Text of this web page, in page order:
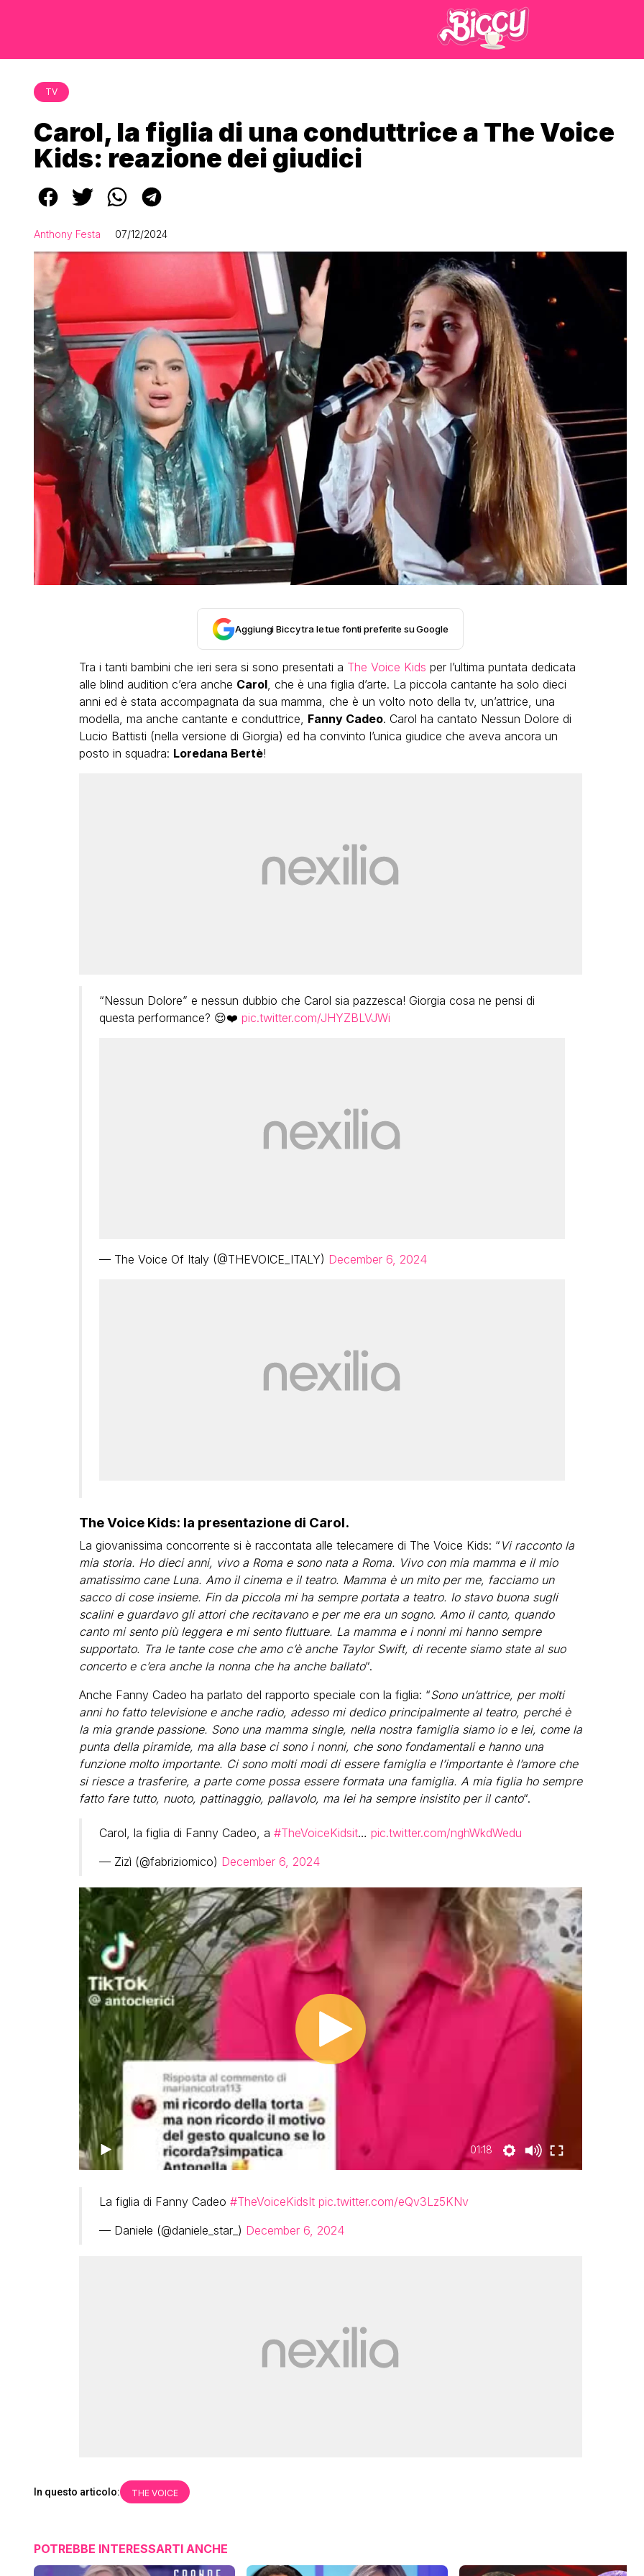
TV
Carol, la figlia di una conduttrice a The Voice
Kids: reazione dei giudici
Anthony Festa 07/12/2024
Aggiungi Biccy tra le tue fonti preferite su Google
Tra i tanti bambini che ieri sera si sono presentati a The Voice Kids per l’ultima puntata dedicata
alle blind audition c’era anche Carol, che è una figlia d’arte. La piccola cantante ha solo dieci
anni ed è stata accompagnata da sua mamma, che è un volto noto della tv, un’attrice, una
modella, ma anche cantante e conduttrice, Fanny Cadeo. Carol ha cantato Nessun Dolore di
Lucio Battisti (nella versione di Giorgia) ed ha convinto l’unica giudice che aveva ancora un
posto in squadra: Loredana Bertè!
“Nessun Dolore” e nessun dubbio che Carol sia pazzesca! Giorgia cosa ne pensi di
questa performance? 😌❤️ pic.twitter.com/JHYZBLVJWi
— The Voice Of Italy (@THEVOICE_ITALY) December 6, 2024
The Voice Kids: la presentazione di Carol.
La giovanissima concorrente si è raccontata alle telecamere di The Voice Kids: “ Vi racconto la
mia storia. Ho dieci anni, vivo a Roma e sono nata a Roma. Vivo con mia mamma e il mio
amatissimo cane Luna. Amo il cinema e il teatro. Mamma è un mito per me, facciamo un
sacco di cose insieme. Fin da piccola mi ha sempre portata a teatro. Io stavo buona sugli
scalini e guardavo gli attori che recitavano e per me era un sogno. Amo il canto, quando
canto mi sento più leggera e mi sento fluttuare. La mamma e i nonni mi hanno sempre
supportato. Tra le tante cose che amo c’è anche Taylor Swift, di recente siamo state al suo
concerto e c’era anche la nonna che ha anche ballato“.
Anche Fanny Cadeo ha parlato del rapporto speciale con la figlia: “Sono un’attrice, per molti
anni ho fatto televisione e anche radio, adesso mi dedico principalmente al teatro, perché è
la mia grande passione. Sono una mamma single, nella nostra famiglia siamo io e lei, come la
punta della piramide, ma alla base ci sono i nonni, che sono fondamentali e hanno una
funzione molto importante. Ci sono molti modi di essere famiglia e l’importante è l’amore che
si riesce a trasferire, a parte come possa essere formata una famiglia. A mia figlia ho sempre
fatto fare tutto, nuoto, pattinaggio, pallavolo, ma lei ha sempre insistito per il canto“.
Carol, la figlia di Fanny Cadeo, a #TheVoiceKidsit… pic.twitter.com/nghWkdWedu
— Zizì (@fabriziomico) December 6, 2024
01:18
La figlia di Fanny Cadeo #TheVoiceKidsIt pic.twitter.com/eQv3Lz5KNv
— Daniele (@daniele_star_) December 6, 2024
In questo articolo: THE VOICE
POTREBBE INTERESSARTI ANCHE